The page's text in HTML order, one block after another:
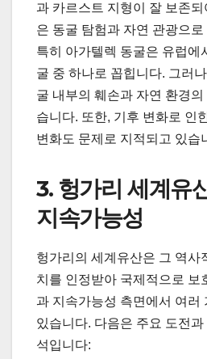
과 카르스트 지형이 잘 보존
은 동굴 탐험과 자연 관광으
특히 아가텔렉 동굴은 유럽에
굴 중 하나로 꼽힙니다. 그러
굴 내부의 훼손과 자연 환경
습니다. 또한, 기후 변화로 인
변화도 문제로 지적되고 있습
3. 헝가리 세계유
지속가능성
헝가리의 세계유산은 그 역사
치를 인정받아 국제적으로 보
과 지속가능성 측면에서 여러
있습니다. 다음은 주요 도전
석입니다: